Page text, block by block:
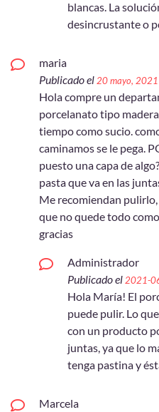
blancas. La
desincrustante o
maria
Publicado el 20 mayo, 2021
Hola compre un
porcelanato tipo
tiempo como sucio.
caminamos se le pega.
puesto una capa de
pasta que va en las
Me recomiendan pulirlo,
que no quede todo
gracias
Administrador
Publicado el 2021-
Hola María! El
puede pulir. Lo
con un producto
juntas, ya que lo
tenga pastina y
Marcela